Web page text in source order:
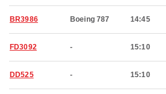
BR3986 Boeing 787 14:45
FD3092 - 15:10
DD525 - 15:10